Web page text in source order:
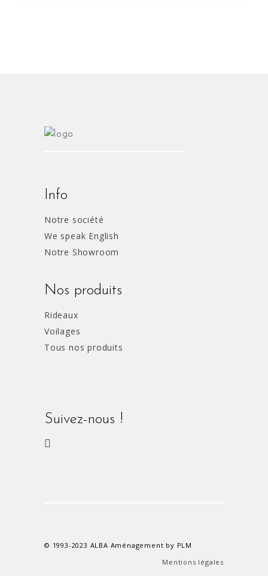
Info
Notre société
We speak English
Notre Showroom
Nos produits
Rideaux
Voilages
Tous nos produits
Suivez-nous !
© 1993-2023 ALBA Aménagement by PLM
Mentions légales